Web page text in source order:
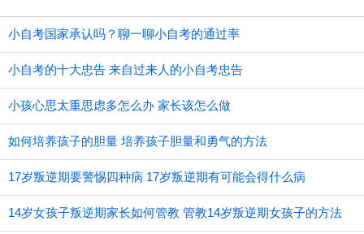
小自考国家承认吗？聊一聊小自考的通过率
小自考的十大忠告 来自过来人的小自考忠告
小孩心思太重思虑多怎么办 家长该怎么做
如何培养孩子的胆量 培养孩子胆量和勇气的方法
17岁叛逆期要警惕四种病 17岁叛逆期有可能会得什么病
14岁女孩子叛逆期家长如何管教 管教14岁叛逆期女孩子的方法